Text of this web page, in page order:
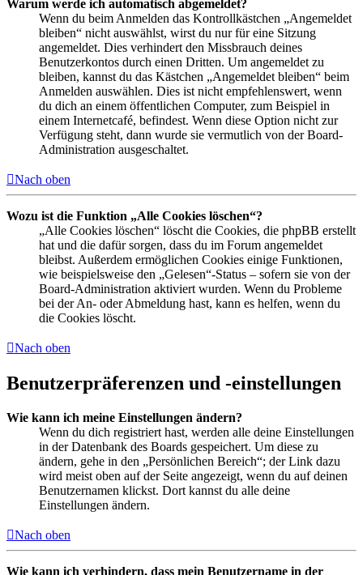
Warum werde ich automatisch abgemeldet?
Wenn du beim Anmelden das Kontrollkästchen „Angemeldet
bleiben“ nicht auswählst, wirst du nur für eine Sitzung
angemeldet. Dies verhindert den Missbrauch deines
Benutzerkontos durch einen Dritten. Um angemeldet zu
bleiben, kannst du das Kästchen „Angemeldet bleiben“ beim
Anmelden auswählen. Dies ist nicht empfehlenswert, wenn
du dich an einem öffentlichen Computer, zum Beispiel in
einem Internetcafé, befindest. Wenn diese Option nicht zur
Verfügung steht, dann wurde sie vermutlich von der Board-
Administration ausgeschaltet.
Nach oben
Wozu ist die Funktion „Alle Cookies löschen“?
„Alle Cookies löschen“ löscht die Cookies, die phpBB erstellt
hat und die dafür sorgen, dass du im Forum angemeldet
bleibst. Außerdem ermöglichen Cookies einige Funktionen,
wie beispielsweise den „Gelesen“-Status – sofern sie von der
Board-Administration aktiviert wurden. Wenn du Probleme
bei der An- oder Abmeldung hast, kann es helfen, wenn du
die Cookies löscht.
Nach oben
Benutzerpräferenzen und -einstellungen
Wie kann ich meine Einstellungen ändern?
Wenn du dich registriert hast, werden alle deine Einstellungen
in der Datenbank des Boards gespeichert. Um diese zu
ändern, gehe in den „Persönlichen Bereich“; der Link dazu
wird meist oben auf der Seite angezeigt, wenn du auf deinen
Benutzernamen klickst. Dort kannst du alle deine
Einstellungen ändern.
Nach oben
Wie kann ich verhindern, dass mein Benutzername in der